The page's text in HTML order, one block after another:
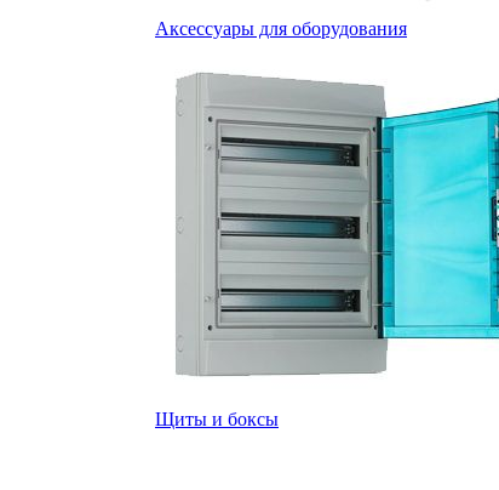
Аксессуары для оборудования
Щиты и боксы